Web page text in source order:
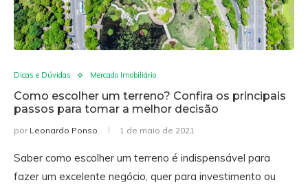
Dicas e Dúvidas Mercado Imobiliário
Como escolher um terreno? Confira os principais
passos para tomar a melhor decisão
por Leonardo Ponso 1 de maio de 2021
Saber como escolher um terreno é indispensável para
fazer um excelente negócio, quer para investimento ou